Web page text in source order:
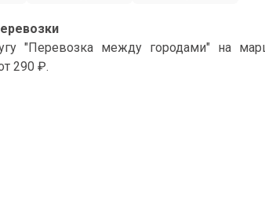
"Перевозка между городами" на
290 ₽.